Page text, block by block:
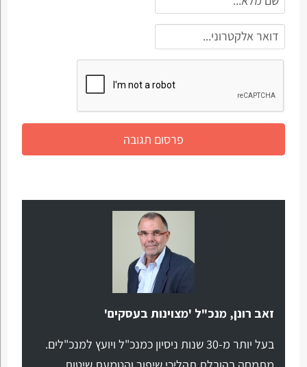
זאב רונן, מנכ"ל 'מצוינות בעסקים'
בעל יותר מ-30 שנות ניסיון כמנכ"ל ויועץ למנכ"לים.